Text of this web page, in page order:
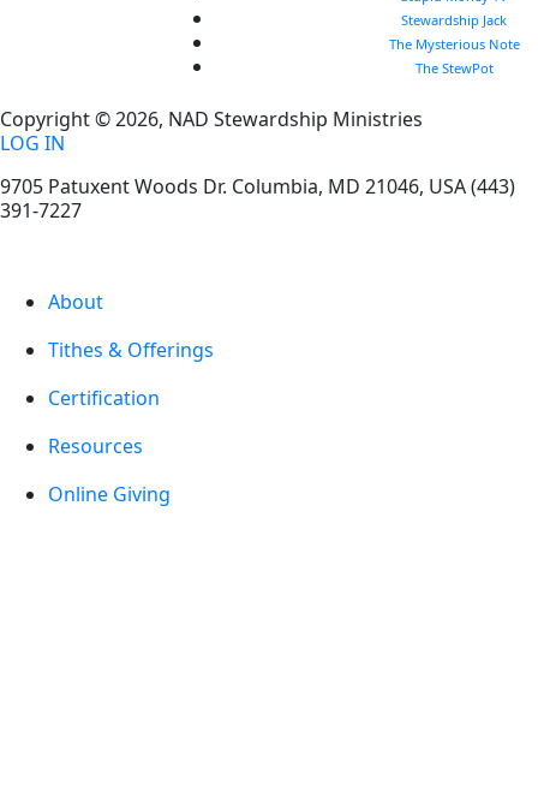
Stewardship Jack
The Mysterious Note
The StewPot
Copyright © 2026, NAD Stewardship Ministries
LOG IN
9705 Patuxent Woods Dr. Columbia, MD 21046, USA(443)
391-7227
About
Tithes & Offerings
Certification
Resources
Online Giving